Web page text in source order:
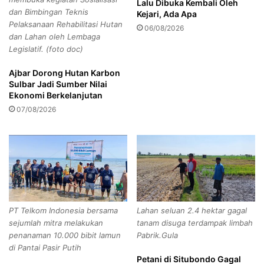
dibentuk dalam pengendalian inflasi ini. Pada intinya, Rudi,
menekankan agar masyarakat Batam bisa mendapatkan
kebutuhan bahan pokok dengan harga yang terjangkau.
“Ini kami lakukan semata-mata demi kesejahteraan
masyarakat ” tutup Rudi. (Ay/BERNAS)
Batam Inflasi Kota Batam
Muhammad Rudi Wali Kota Batam
s
l
u
:
S
d
a
V
f
i
k
a
s
i
,
T
P
o
l
r
e
S
e
B
a
n
g
u
n
K
e
dan Bimbingan Teknis
Pelaksanaan Rehabilitasi Hutan
dan Lahan oleh Lembaga
Legislatif. (foto doc)
Ajbar Dorong Hutan Karbon
Sulbar Jadi Sumber Nilai
Ekonomi Berkelanjutan
07/08/2026
Lalu Dibuka Kembali Oleh
Kejari, Ada Apa
06/08/2026
PT Telkom Indonesia bersama
sejumlah mitra melakukan
penanaman 10.000 bibit lamun
di Pantai Pasir Putih
Lahan seluan 2.4 hektar gagal
tanam disuga terdampak limbah
Pabrik.Gula
Petani di Situbondo Gagal